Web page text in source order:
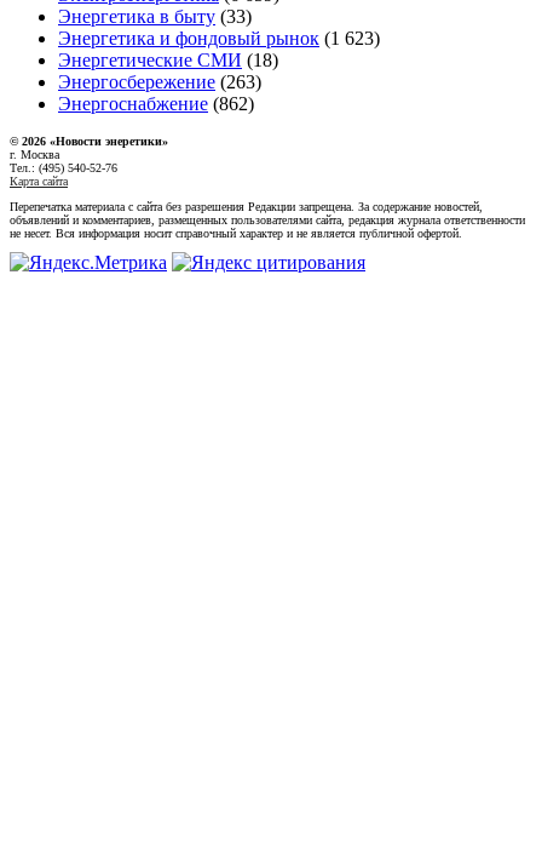
Энергетика в быту (33)
Энергетика и фондовый рынок (1 623)
Энергетические СМИ (18)
Энергосбережение (263)
Энергоснабжение (862)
© 2026 «Новости энеретики»
г. Москва
Тел.: (495) 540-52-76
Карта сайта
Перепечатка материала с сайта без разрешения Редакции запрещена. За содержание новостей,
объявлений и комментариев, размещенных пользователями сайта, редакция журнала ответственности
не несет. Вся информация носит справочный характер и не является публичной офертой.